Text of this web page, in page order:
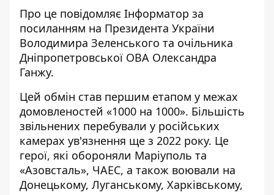
Про це повідомляє Інформатор за
посиланням на Президента України
Володимира Зеленського та очільника
Дніпропетровської ОВА Олександра
Ганжу.
Цей обмін став першим етапом у межах
домовленостей «1000 на 1000». Більшість
звільнених перебували у російських
камерах ув'язнення ще з 2022 року. Це
герої, які обороняли Маріуполь та
«Азовсталь», ЧАЕС, а також воювали на
Донецькому, Луганському, Харківському,